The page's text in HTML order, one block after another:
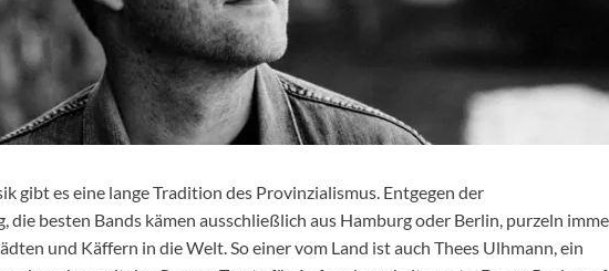
gibt es eine lange Tradition des Provinzialismus. Entgegen der
die besten Bands kämen ausschließlich aus Hamburg oder Berlin, purzeln
und Käffern in die Welt. So einer vom Land ist auch Thees Ulhmann, ein